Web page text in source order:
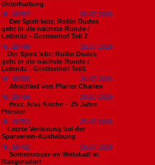
Unterhaltung
Nr. 18787
26.07.2026
Der Spirit lebt: Rollin Dudes
geht in die nächste Runde /
Leibnitz - Grottenhof Teil 2
Nr. 18786
26.07.2026
​Der Spirit lebt: Rollin Dudes
geht in die nächste Runde /
Leibnitz - Grottenhof Teil1
Nr. 18785
26.07.2026
Abschied von Pfarrer Charles
Nr. 18784
26.07.2026
Herz Jesu Kirche – 25 Jahre
Priester
Nr. 18783
25.07.2026
​Letzte Verlosung bei der
Sparverein-Aushebung
Nr. 18782
25.07.2026
Sommeroper im Wirtstadl in
Rangersdorf